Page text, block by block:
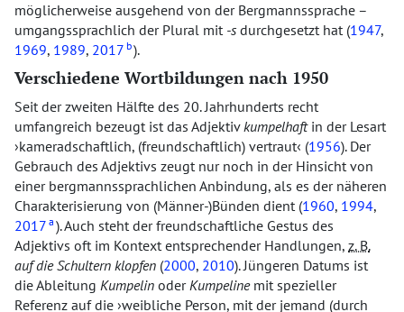
möglicherweise ausgehend von der Bergmannssprache –
umgangssprachlich der Plural mit -s durchgesetzt hat (1947,
1969, 1989, 2017 b).
Verschiedene Wortbildungen nach 1950
Seit der zweiten Hälfte des 20. Jahrhunderts recht
umfangreich bezeugt ist das Adjektivkumpelhaftin der Lesart
kameradschaftlich, (freundschaftlich) vertraut (1956). Der
Gebrauch des Adjektivs zeugt nur noch in der Hinsicht von
einer bergmannssprachlichen Anbindung, als es der näheren
Charakterisierung von (Männer-)Bünden dient (1960, 1994,
2017 a ). Auch steht der freundschaftliche Gestus des
Adjektivs oft im Kontext entsprechender Handlungen, z. B.
auf die Schultern klopfen (2000, 2010). Jüngeren Datums ist
die Ableitung Kumpelin oderKumpelinemit spezieller
Referenz auf die weibliche Person, mit der jemand (durch